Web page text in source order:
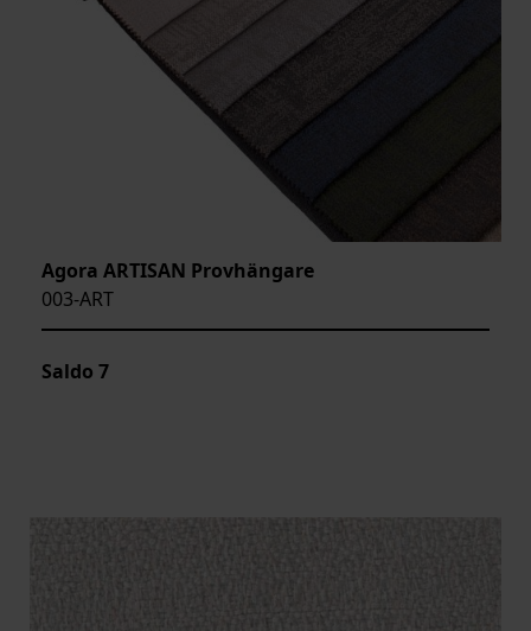
Agora ARTISAN Provhängare
003-ART
Saldo 7